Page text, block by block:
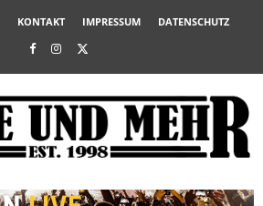
KONTAKT IMPRESSUM DATENSCHUTZ